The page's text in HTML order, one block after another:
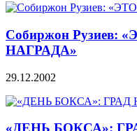
Собиржон Рузиев:
НАГРАДА»
29.12.2002
«ДЕНЬ БОКСА»: